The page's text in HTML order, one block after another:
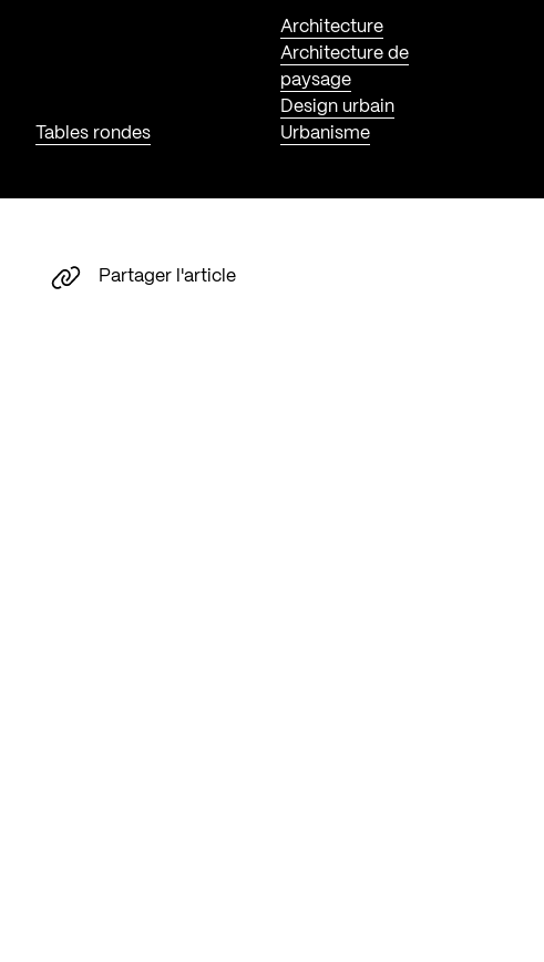
Tables rondes
Architecture
Architecture de
paysage
Design urbain
Urbanisme
Partager l'article